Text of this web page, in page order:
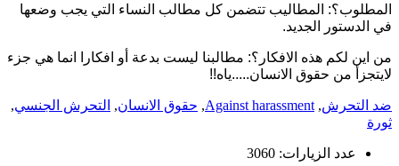
المطاليب تتضمن كل مطالب النساء التي يجب وضعها
الجديد.
لكم هذه الافكار؟: مطالبنا ليست بدعة أو افكارا انما هي جزء
من حقوق الانسان.....ياه!!
,
Against harassment
,حقوق الانسان,التحرش الجنسي,
عدد الزيارات: 3060